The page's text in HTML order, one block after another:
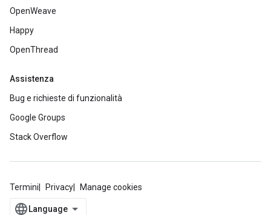
OpenWeave
Happy
OpenThread
Assistenza
Bug e richieste di funzionalità
Google Groups
Stack Overflow
Termini Privacy Manage cookies